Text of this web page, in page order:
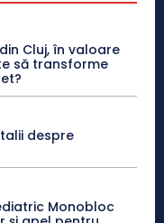
Cluj, în valoare
să transforme
despre
Monobloc